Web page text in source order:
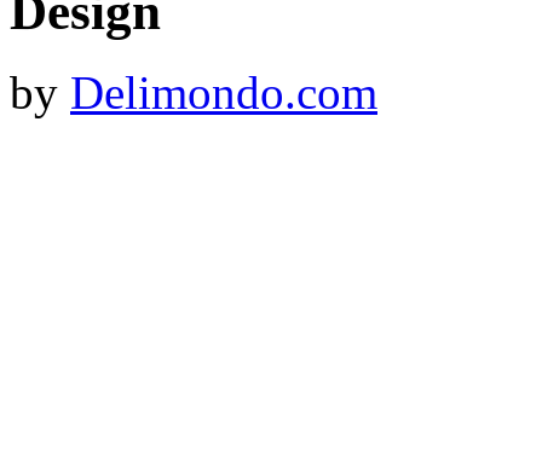
Design
by Delimondo.com